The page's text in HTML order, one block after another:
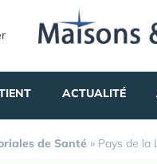
ACTUALITÉ
de Santé » Pays de la